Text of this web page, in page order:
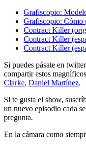
Grafiscopio:
Grafiscopio: Cómo
Contract Killer
Contract Killer
Contract Killer
Si puedes pásate en
compartir estos
Clarke, Daniel Martínez.
Si te gusta el show,
un nuevo episodio cada
pregunta.
En la cámara como